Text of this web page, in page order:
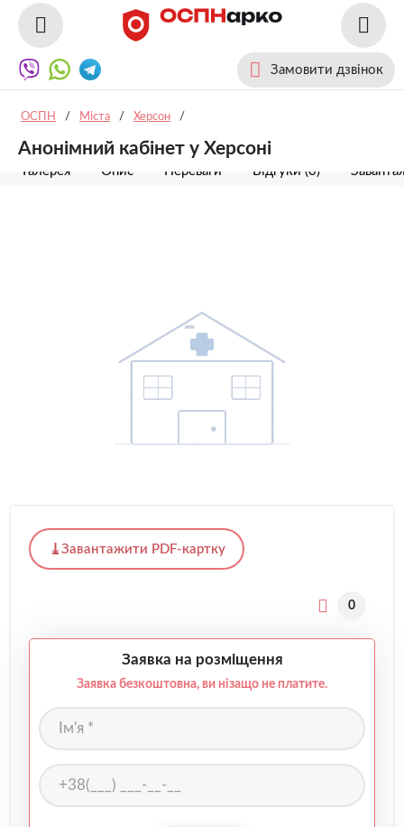
Замовити дзвінок
ОСПН / Міста / Херсон /
Анонімний кабінет у Херсоні
Галерея Опис Переваги Відгуки (0)
Завантажити PDF-картку
0
Заявка на розміщення
Заявка безкоштовна, ви нізащо не платите.